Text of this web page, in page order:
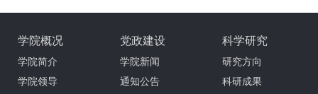
学院概况
学院简介
学院领导
党政建设
学院新闻
通知公告
科学研究
研究方向
科研成果